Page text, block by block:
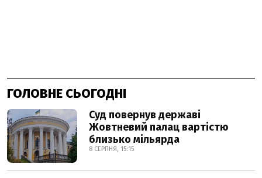
ГОЛОВНЕ СЬОГОДНІ
Суд повернув державі
Жовтневий палац вартістю
близько мільярда
8 СЕРПНЯ, 15:15